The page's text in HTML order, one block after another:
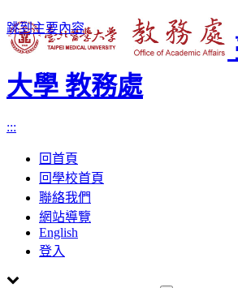
跳到主要內容
大學 教務處
:::
回首頁
回學校首頁
聯絡我們
網站導覽
English
登入